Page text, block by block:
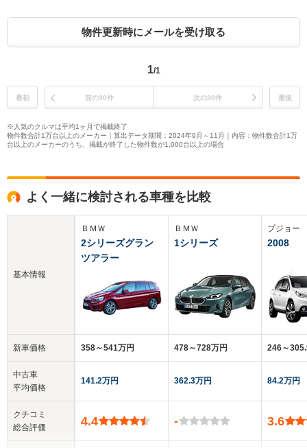
物件更新時にメールを受け取る
1/1
最初 前の30件 次の30件 最後
※人気のクルマは平均1ヶ月で掲載終了
物件数合計1万台以上のメーカー｜算出データ期間：2024年9月～11月｜内容：物件数合計1万
台以上のメーカーのうち、掲載が終了した物件数が1,000台以上の場合
よく一緒に検討される車種を比較
基本情報
新車価格
中古車
平均価格
クチコミ
総合評価
ＢＭＷ
2シリーズグラン
ツアラー
358～541万円
141.2万円
4.4
ＢＭＷ
1シリーズ
478～728万円
362.3万円
-
プジョー
2008
246～
84.2万円
3.6